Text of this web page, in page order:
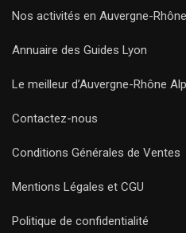
Nos activités en Auvergne-
Annuaire des Guides Lyon
Le meilleur d’Auvergne-Rhône
Contactez-nous
Conditions Générales de Ventes
Mentions Légales et CGU
Politique de confidentialité